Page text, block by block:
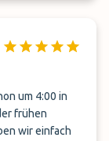
um 4:00 in
frühen
wir einfach